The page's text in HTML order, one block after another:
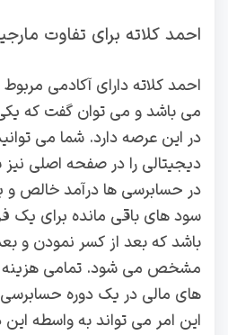
احمد کلاته برای تفاوت
احمد کلاته دارای آکادمی
می باشد و می توان گفت که یکی
در این عرصه دارد. شما می
دیجیتالی را در صفحه اصلی نیز
در حسابرسی ها درآمد خالص و
سود های باقی مانده برای یک
باشد که بعد از کسر نمودن و
مشخص می شود. تمامی هزینه
های مالی در یک دوره
این امر می تواند به واسطه